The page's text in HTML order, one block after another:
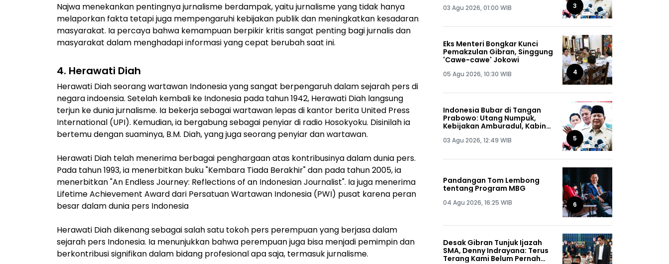
Najwa menekankan pentingnya jurnalisme berdampak, yaitu jurnalisme yang tidak hanya
melaporkan fakta tetapi juga mempengaruhi kebijakan publik dan meningkatkan kesadaran
masyarakat. Ia percaya bahwa kemampuan berpikir kritis sangat penting bagi jurnalis dan
masyarakat dalam menghadapi informasi yang cepat berubah saat ini.
4. Herawati Diah
Herawati Diah seorang wartawan Indonesia yang sangat berpengaruh dalam sejarah pers di
negara indoensia. Setelah kembali ke Indonesia pada tahun 1942, Herawati Diah langsung
terjun ke dunia jurnalisme. Ia bekerja sebagai wartawan lepas di kantor berita United Press
International (UPI). Kemudian, ia bergabung sebagai penyiar di radio Hosokyoku. Disinilah ia
bertemu dengan suaminya, B.M. Diah, yang juga seorang penyiar dan wartawan.
Herawati Diah telah menerima berbagai penghargaan atas kontribusinya dalam dunia pers.
Pada tahun 1993, ia menerbitkan buku "Kembara Tiada Berakhir" dan pada tahun 2005, ia
menerbitkan "An Endless Journey: Reflections of an Indonesian Journalist". Ia juga menerima
Lifetime Achievement Award dari Persatuan Wartawan Indonesia (PWI) pusat karena peran
besar dalam dunia pers Indonesia
Herawati Diah dikenang sebagai salah satu tokoh pers perempuan yang berjasa dalam
sejarah pers Indonesia. Ia menunjukkan bahwa perempuan juga bisa menjadi pemimpin dan
berkontribusi signifikan dalam bidang profesional apa saja, termasuk jurnalisme.
03 Agu 2026, 01:00 WIB 3
Eks Menteri Bongkar Kunci
Pemakzulan Gibran, Singgung
'Cawe-cawe' Jokowi
05 Agu 2026, 10:30 WIB 4
Indonesia Bubar di Tangan
Prabowo: Utang Numpuk,
Kebijakan Amburadul, Kabinet
Semua!
03 Agu 2026, 12:49 WIB 5
Pandangan Tom Lembong
tentang Program MBG
04 Agu 2026, 16:25 WIB 6
Desak Gibran Tunjuk Ijazah
SMA, Denny Indrayana: Terus
Terang Kami Belum Pernah